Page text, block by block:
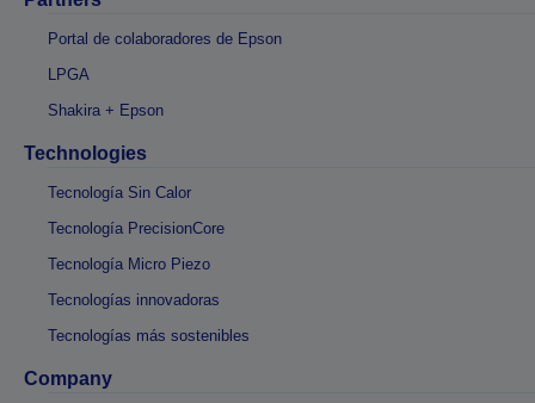
Portal de colaboradores de Epson
LPGA
Shakira + Epson
Technologies
Tecnología Sin Calor
Tecnología PrecisionCore
Tecnología Micro Piezo
Tecnologías innovadoras
Tecnologías más sostenibles
Company